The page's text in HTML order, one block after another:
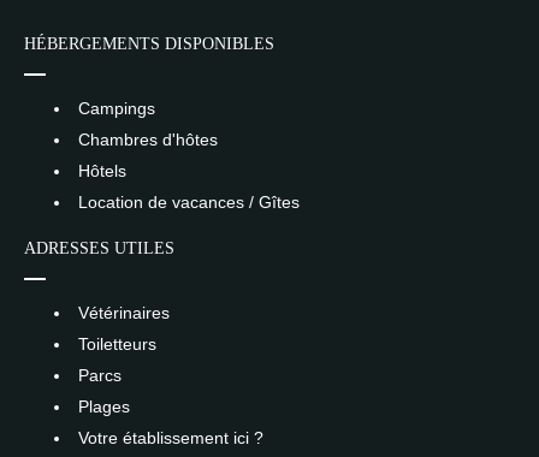
HÉBERGEMENTS DISPONIBLES
Campings
Chambres d'hôtes
Hôtels
Location de vacances / Gîtes
ADRESSES UTILES
Vétérinaires
Toiletteurs
Parcs
Plages
Votre établissement ici ?